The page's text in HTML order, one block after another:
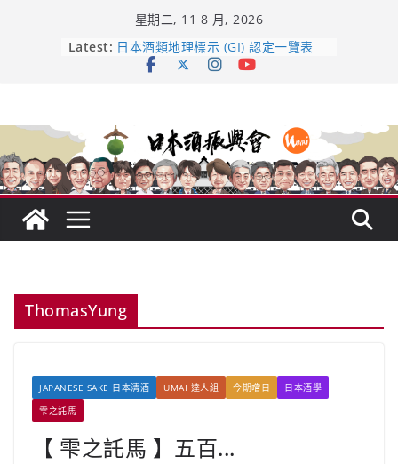
星期二, 11 8 月, 2026
Latest: 龜之井酒造：口說上手 – 山形純米大
吟釀的堅持與傳承 ～ くどき上手
日本酒類地理標示 (GI) 認定一覽表
響 𝟭𝟮 年 復活了!
【酒業商戰】130年老酒藏殺入股票
市場！梅乃宿上市背後的密碼
ThomasYung
JAPANESE SAKE 日本清酒 UMAI 達人組 今期嚐日
日本酒學
雫之託馬
【 雫之託馬 】五百...